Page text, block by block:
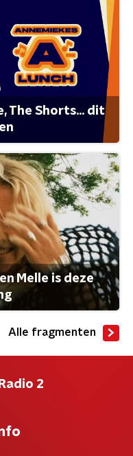
The Shorts... dit
Melle is deze
Alle fragmenten
2